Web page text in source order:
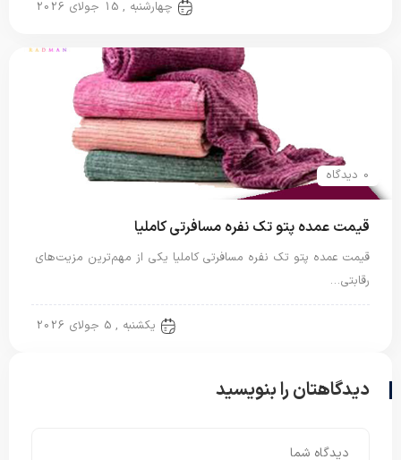
چهارشنبه , 15 جولای 2026
0 دیدگاه
قیمت عمده پتو تک نفره مسافرتی کاملیا
قیمت عمده پتو تک نفره مسافرتی کاملیا یکی از مهم‌ترین مزیت‌های
رقابتی…
یکشنبه , 5 جولای 2026
دیدگاهتان را بنویسید